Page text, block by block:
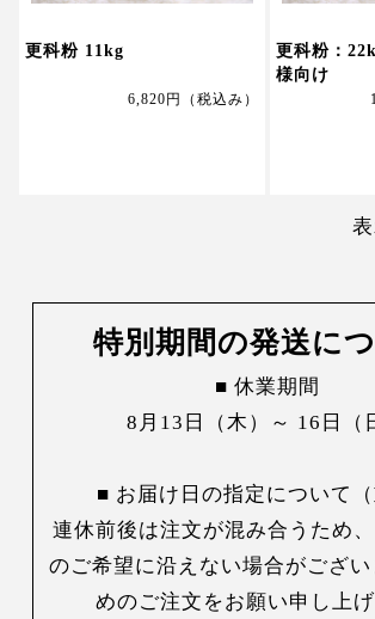
更科粉 11kg
6,820円 （税込み）
更科粉：
様向け
特別期間の発送に
■ 休業期間
8月13日（木）～ 16日（
■ お届け日の指定について（
連休前後は注文が混み合うため
のご希望に沿えない場合がござ
めのご注文をお願い申し上げ